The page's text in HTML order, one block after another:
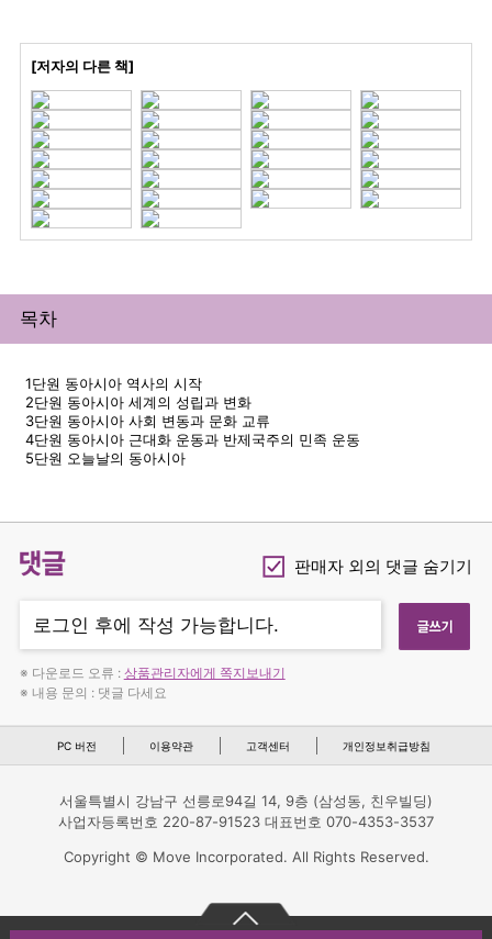
[저자의 다른 책]
목차
1단원 동아시아 역사의 시작
2단원 동아시아 세계의 성립과 변화
3단원 동아시아 사회 변동과 문화 교류
4단원 동아시아 근대화 운동과 반제국주의 민족 운동
5단원 오늘날의 동아시아
댓글 Checkbox
판매자 외의 댓글 숨기기
※ 다운로드 오류 : 상품관리자에게 쪽지보내기
※ 내용 문의 : 댓글 다세요
PC 버전 이용약관 고객센터 개인정보취급방침
서울특별시 강남구 선릉로94길 14, 9층 (삼성동, 친우빌딩)
사업자등록번호 220-87-91523 대표번호 070-4353-3537
Copyright © Move Incorporated. All Rights Reserved.